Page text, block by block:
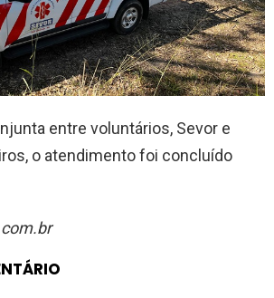
entre voluntários, Sevor e
o atendimento foi concluído